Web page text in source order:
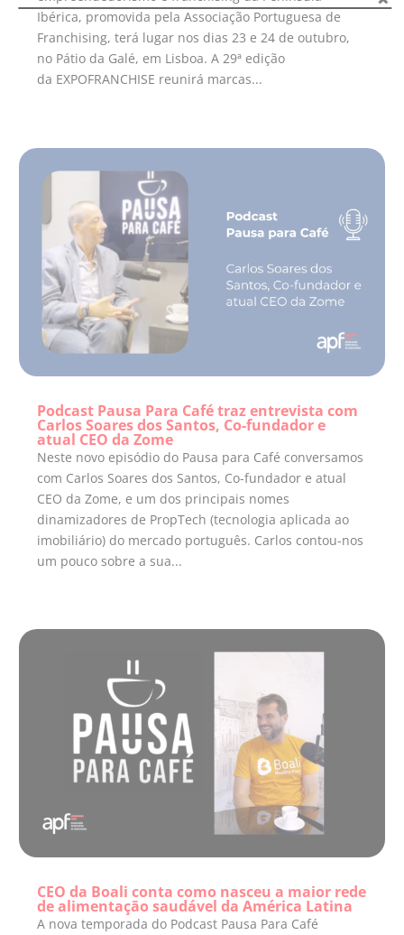
Ibérica, promovida pela Associação Portuguesa de
Franchising, terá lugar nos dias 23 e 24 de outubro,
no Pátio da Galé, em Lisboa. A 29ª edição
da EXPOFRANCHISE reunirá marcas...
Podcast Pausa Para Café traz entrevista com
Carlos Soares dos Santos, Co-fundador e
atual CEO da Zome
Neste novo episódio do Pausa para Café conversamos
com Carlos Soares dos Santos, Co-fundador e atual
CEO da Zome, e um dos principais nomes
dinamizadores de PropTech (tecnologia aplicada ao
imobiliário) do mercado português. Carlos contou-nos
um pouco sobre a sua...
CEO da Boali conta como nasceu a maior rede
de alimentação saudável da América Latina
A nova temporada do Podcast Pausa Para Café